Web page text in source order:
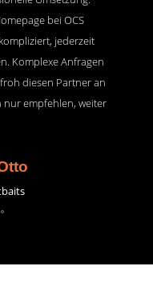
bei OCS
jederzeit
Komplexe Anfragen
diesen Partner an
nur empfehlen, weiter